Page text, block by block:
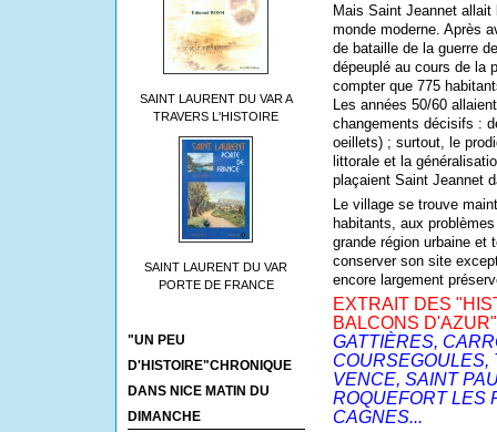
SAINT LAURENT DU VAR A
TRAVERS L'HISTOIRE
SAINT LAURENT DU VAR
PORTE DE FRANCE
"UN PEU
D'HISTOIRE"CHRONIQUE
DANS NICE MATIN DU
DIMANCHE
Mais Saint Jeannet allait
monde moderne. Après
de bataille de la guerre
dépeuplé au cours de la
compter que 775
Les années 50/60
changements décisifs :
oeillets) ; surtout, le
littorale et la
plaçaient Saint Jeannet
Le village se trouve
habitants, aux
grande région urbaine et
conserver son site
encore largement
EXTRAIT DES
BALCONS
GATTIÈRES,
COURSEGOULES,
VENCE, SAINT
ROQUEFORT LES
CAGNES...